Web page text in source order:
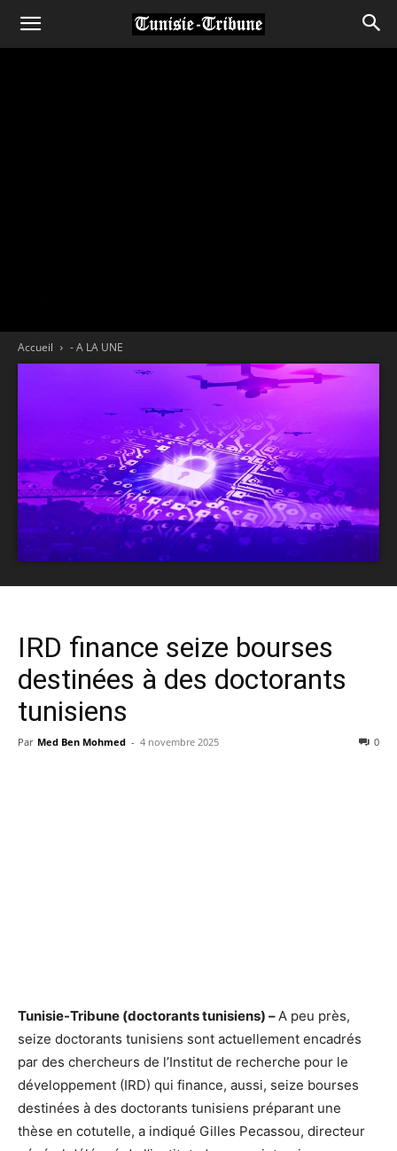
Accueil - A LA UNE
IRD finance seize bourses
destinées à des doctorants
tunisiens
Par Med Ben Mohmed - 4 novembre 2025 0
Tunisie-Tribune (doctorants tunisiens) – A peu près,
seize doctorants tunisiens sont actuellement encadrés
par des chercheurs de l’Institut de recherche pour le
développement (IRD) qui finance, aussi, seize bourses
destinées à des doctorants tunisiens préparant une
thèse en cotutelle, a indiqué Gilles Pecassou, directeur